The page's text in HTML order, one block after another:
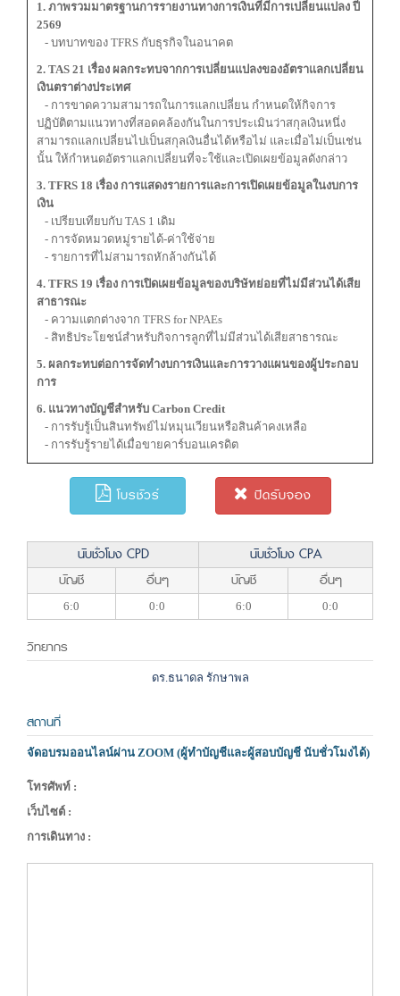
1. ภาพรวมมาตรฐานการรายงานทางการเงินที่มีการเปลี่ยนแปลง ปี
2569
- บทบาทของ TFRS กับธุรกิจในอนาคต
2. TAS 21 เรื่อง ผลกระทบจากการเปลี่ยนแปลงของอัตราแลกเปลี่ยน
เงินตราต่างประเทศ
- การขาดความสามารถในการแลกเปลี่ยน กำหนดให้กิจการ
ปฏิบัติตามแนวทางที่สอดคล้องกันในการประเมินว่าสกุลเงินหนึ่ง
สามารถแลกเปลี่ยนไปเป็นสกุลเงินอื่นได้หรือไม่ และเมื่อไม่เป็นเช่น
นั้น ให้กำหนดอัตราแลกเปลี่ยนที่จะใช้และเปิดเผยข้อมูลดังกล่าว
3. TFRS 18 เรื่อง การแสดงรายการและการเปิดเผยข้อมูลในงบการ
เงิน
- เปรียบเทียบกับ TAS 1 เดิม
- การจัดหมวดหมู่รายได้-ค่าใช้จ่าย
- รายการที่ไม่สามารถหักล้างกันได้
4. TFRS 19 เรื่อง การเปิดเผยข้อมูลของบริษัทย่อยที่ไม่มีส่วนได้เสีย
สาธารณะ
- ความแตกต่างจาก TFRS for NPAEs
- สิทธิประโยชน์สำหรับกิจการลูกที่ไม่มีส่วนได้เสียสาธารณะ
5. ผลกระทบต่อการจัดทำงบการเงินและการวางแผนของผู้ประกอบ
การ
6. แนวทางบัญชีสำหรับ Carbon Credit
- การรับรู้เป็นสินทรัพย์ไม่หมุนเวียนหรือสินค้าคงเหลือ
- การรับรู้รายได้เมื่อขายคาร์บอนเครดิต
โบรชัวร์ ปิดรับจอง
นับชั่วโมง CPD
นับชั่วโมง CPA
บัญชี
อื่นๆ บัญชี อื่นๆ
6:0 0:0 6:0 0:0
วิทยากร
ดร.ธนาดล รักษาพล
สถานที่
จัดอบรมออนไลน์ผ่าน ZOOM (ผู้ทำบัญชีและผู้สอบบัญชี นับชั่วโมงได้)
โทรศัพท์ :
เว็บไซต์ :
การเดินทาง :